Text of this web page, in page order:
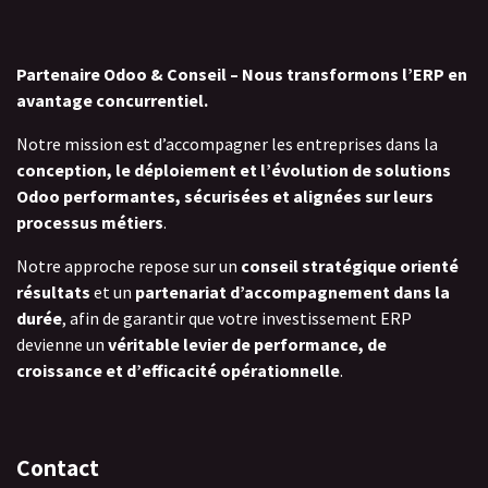
Partenaire Odoo & Conseil – Nous transformons l’ERP en
avantage concurrentiel.
Notre mission est d’accompagner les entreprises dans la
conception, le déploiement et l’évolution de solutions
Odoo performantes, sécurisées et alignées sur leurs
processus métiers.
Notre approche repose sur un conseil stratégique orienté
résultats et un partenariat d’accompagnement dans la
durée, afin de garantir que votre investissement ERP
devienne un véritable levier de performance, de
croissance et d’efficacité opérationnelle.
Contact